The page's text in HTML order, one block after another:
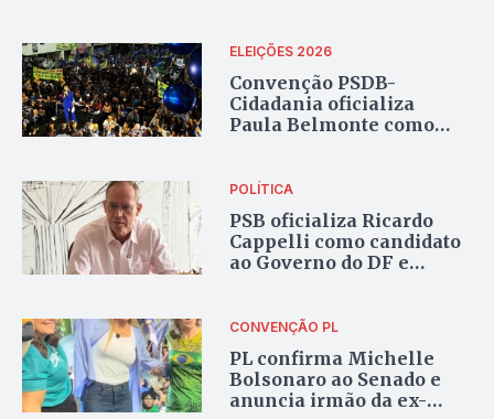
federal
ELEIÇÕES 2026
Convenção PSDB-
Cidadania oficializa
Paula Belmonte como
POLÍTICA
PSB oficializa Ricardo
Cappelli como candidato
ao Governo do DF e
CONVENÇÃO PL
PL confirma Michelle
Bolsonaro ao Senado e
anuncia irmão da ex-